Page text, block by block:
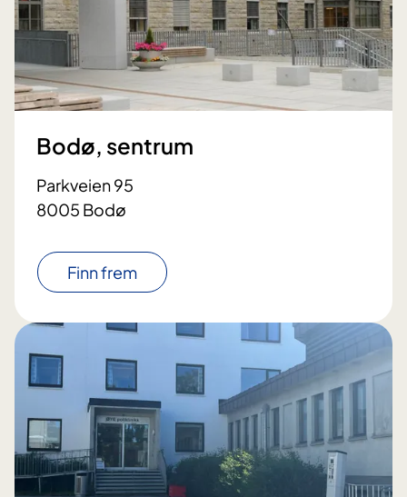
Bodø, sentrum
Parkveien 95
8005 Bodø
Finn frem